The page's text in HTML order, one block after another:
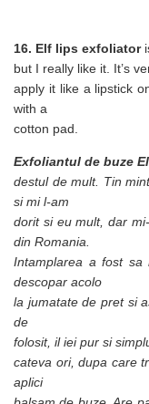
16. Elf lips exfoliator
but I really like it. It’s
apply it like a lipstick
with a
cotton pad.
Exfoliantul de buze
destul de mult. Tin
si mi l-am
dorit si eu mult, dar
din Romania.
Intamplarea a fost
descopar acolo
la jumatate de pret si
de
folosit, il iei pur si
cateva ori, dupa care
aplici